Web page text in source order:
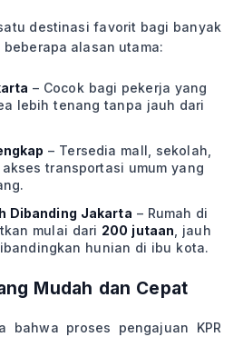
destinasi favorit bagi banyak
alasan utama:
– Cocok bagi pekerja yang
lebih tenang tanpa jauh dari
– Tersedia mall, sekolah,
transportasi umum yang
Dibanding Jakarta – Rumah di
mulai dari 200 jutaan , jauh
hunian di ibu kota.
Mudah dan Cepat
bahwa proses pengajuan KPR